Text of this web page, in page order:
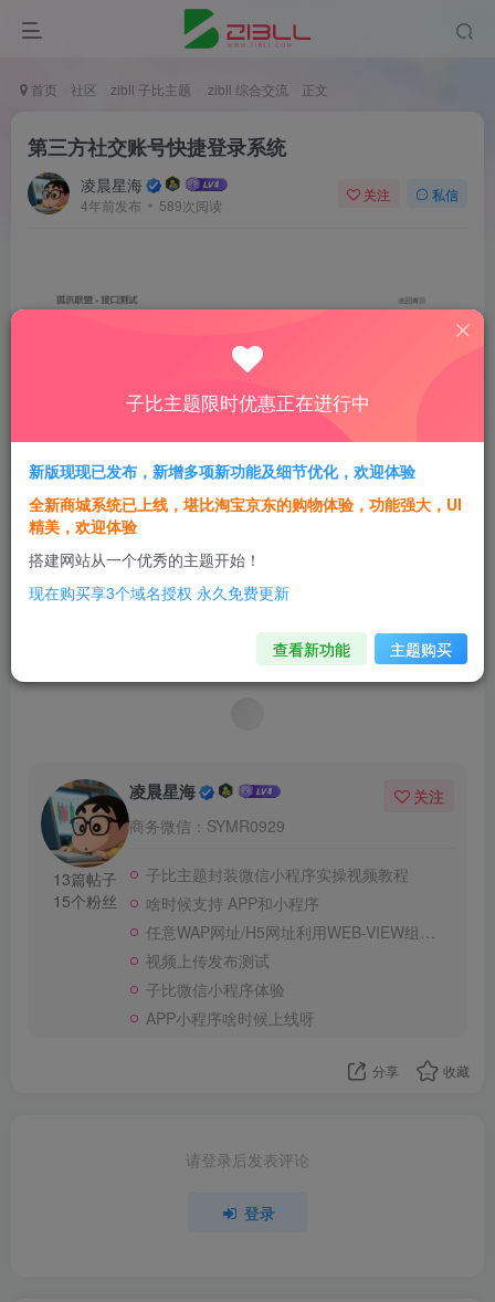
首页 社区 zibll 子比主题 zibll 综合交流 正文
第三方社交账号快捷登录系统
凌晨星海
4年前发布 589次阅读
关注 私信
无需申请第三方官网接口，无需等待审核，即开即用，
聚合登录地址
1人已评分
13篇帖子
15个粉丝
凌晨星海
商务微信：SYMR0929
关注
子比主题封装微信小程序实操视频教程
啥时候支持 APP和小程序
任意WAP网址/H5网址利用WEB-VIEW组件封装成微信小程序支持个人版和企业版小程序
视频上传发布测试
子比微信小程序体验
APP小程序啥时候上线呀
分享 收藏
请登录后发表评论
登录
子比主题限时优惠正在进行中
新版现现已发布，新增多项新功能及细节优化，欢迎体验
全新商城系统已上线，堪比淘宝京东的购物体验，功能强大，UI
精美，欢迎体验
搭建网站从一个优秀的主题开始！
现在购买享3个域名授权 永久免费更新
查看新功能 主题购买